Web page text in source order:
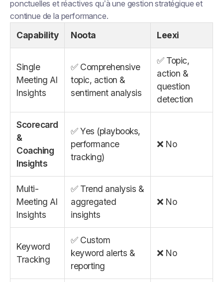
ponctuelles et réactives qu’à une gestion stratégique et
continue de la performance.
Capability Noota Leexi
Single
Meeting AI
Insights
✅ Comprehensive
topic, action &
sentiment analysis
✅ Topic,
action &
question
detection
Scorecard
&
Coaching
Insights
✅ Yes (playbooks,
performance
tracking)
❌ No
Multi-
Meeting AI
Insights
✅ Trend analysis &
aggregated
insights
❌ No
Keyword
Tracking
✅ Custom
keyword alerts &
reporting
❌ No